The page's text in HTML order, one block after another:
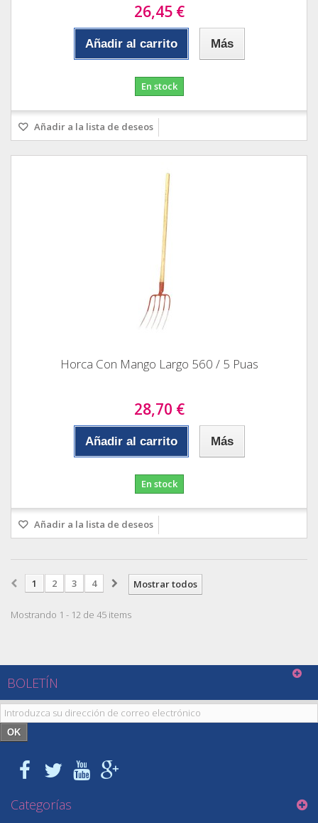
26,45 €
Añadir al carrito Más
En stock
Añadir a la lista de deseos
Horca Con Mango Largo 560 / 5 Puas
28,70 €
Añadir al carrito Más
En stock
Añadir a la lista de deseos
Mostrar todos
1 2 3 4
Mostrando 1 - 12 de 45 items
BOLETÍN
OK
Categorías